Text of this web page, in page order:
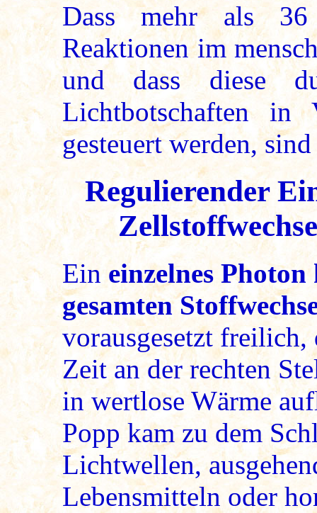
Dass mehr als 36
Reaktionen im
und dass diese
Lichtbotschaften
gesteuert werden,
Regulierender
Eineinzelnes
gesamten
vorausgesetzt freilich,
Zeit an der rechten
in wertlose Wärme
Popp kam zu dem
Lichtwellen,
Lebensmitteln oder